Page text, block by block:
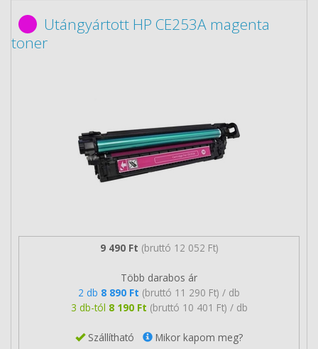
Utángyártott HP CE253A magenta
toner
9 490 Ft (bruttó 12 052 Ft)
Több darabos ár
2 db 8 890 Ft (bruttó 11 290 Ft) / db
3 db-tól 8 190 Ft (bruttó 10 401 Ft) / db
Szállítható Mikor kapom meg?